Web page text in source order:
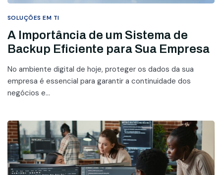
SOLUÇÕES EM TI
A Importância de um Sistema de
Backup Eficiente para Sua Empresa
No ambiente digital de hoje, proteger os dados da sua
empresa é essencial para garantir a continuidade dos
negócios e...